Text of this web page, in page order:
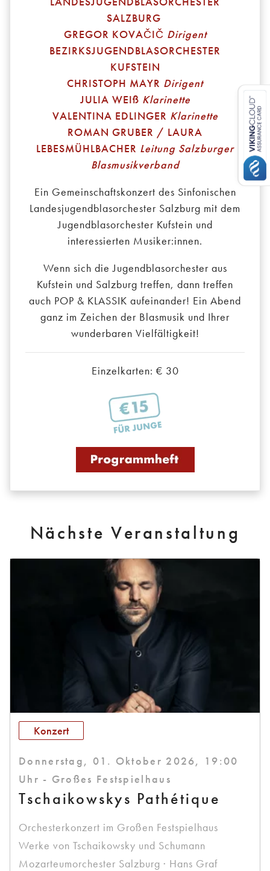
SALZBURG
GREGOR KOVAČIČ Dirigent
BEZIRKSJUGENDBLASORCHESTER
KUFSTEIN
CHRISTOPH MAYR Dirigent
JULIA WEIß Klarinette
VALENTINA EDLINGER Klarinette
ROMAN GRUBER / LAURA
LEBESMÜHLBACHER Leitung Salzburger
Blasmusikverband
Ein Gemeinschaftskonzert des Sinfonischen
Landesjugendblasorchester Salzburg mit dem
Jugendblasorchester Kufstein und
interessierten Musiker:innen.
Wenn sich die Jugendblasorchester aus
Kufstein und Salzburg treffen, dann treffen
auch POP & KLASSIK aufeinander! Ein Abend
ganz im Zeichen der Blasmusik und Ihrer
wunderbaren Vielfältigkeit!
Einzelkarten: € 30
Nächste Veranstaltung
Konzert
Donnerstag, 01. Oktober 2026, 19:00
Uhr - Großes Festspielhaus
Tschaikowskys Pathétique
Orchesterkonzert im Großen Festspielhaus
Werke von Tschaikowsky und Schumann
Mozarteumorchester Salzburg · Hans Graf